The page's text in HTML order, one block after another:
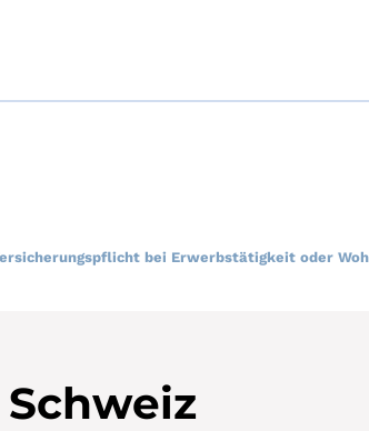
bei Erwerbstätigkeit oder